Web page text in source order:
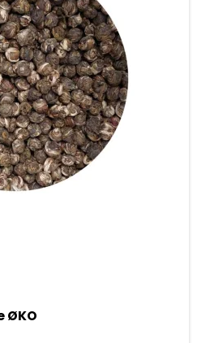
ØKO